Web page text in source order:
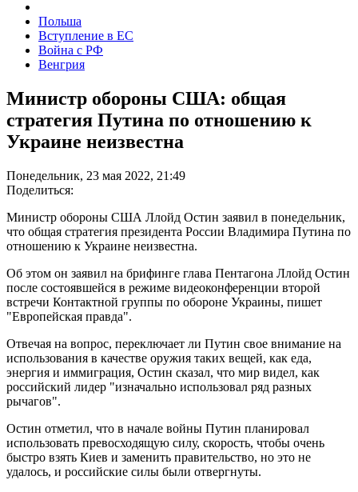
Польша
Вступление в ЕС
Война с РФ
Венгрия
Министр обороны США: общая
стратегия Путина по отношению к
Украине неизвестна
Понедельник, 23 мая 2022, 21:49
Поделиться:
Министр обороны США Ллойд Остин заявил в понедельник,
что общая стратегия президента России Владимира Путина по
отношению к Украине неизвестна.
Об этом он заявил на брифинге глава Пентагона Ллойд Остин
после состоявшейся в режиме видеоконференции второй
встречи Контактной группы по обороне Украины, пишет
"Европейская правда".
Отвечая на вопрос, переключает ли Путин свое внимание на
использования в качестве оружия таких вещей, как еда,
энергия и иммиграция, Остин сказал, что мир видел, как
российский лидер "изначально использовал ряд разных
рычагов".
Остин отметил, что в начале войны Путин планировал
использовать превосходящую силу, скорость, чтобы очень
быстро взять Киев и заменить правительство, но это не
удалось, и российские силы были отвергнуты.